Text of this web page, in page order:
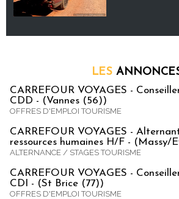
LES
CARREFOUR VOYAGES -
CDD - (Vannes (56))
OFFRES D'EMPLOI TOURISME
CARREFOUR VOYAGES -
ressources humaines H/F - (Massy/
ALTERNANCE / STAGES TOURISME
CARREFOUR VOYAGES -
CDI - (St Brice (77))
OFFRES D'EMPLOI TOURISME